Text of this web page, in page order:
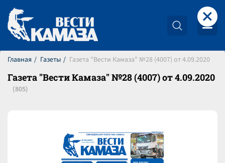
Главная Газеты Газета "Вести Камаза" №28 (4007) от 4.09.2020
Газета "Вести Камаза" №28 (4007) от 4.09.2020
+